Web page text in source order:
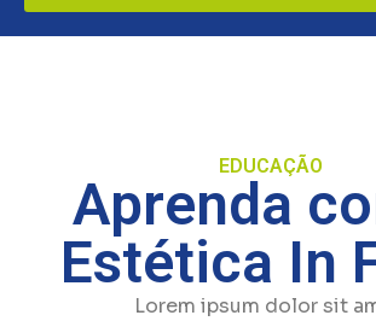
EDUCAÇÃO
Aprenda
Estética In
Lorem ipsum dolor sit